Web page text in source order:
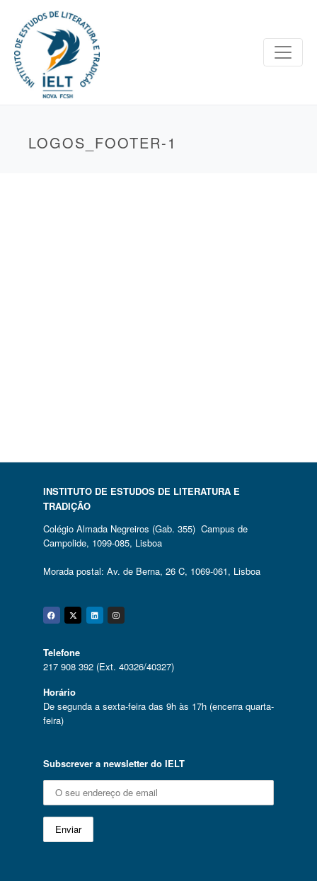
LOGOS_FOOTER-1
INSTITUTO DE ESTUDOS DE LITERATURA E
TRADIÇÃO
Colégio Almada Negreiros (Gab. 355) Campus de
Campolide, 1099-085, Lisboa
Morada postal: Av. de Berna, 26 C, 1069-061, Lisboa
Facebook
Twitter
Linkedin
Instagram
Telefone
217 908 392 (Ext. 40326/40327)
Horário
De segunda a sexta-feira das 9h às 17h (encerra quarta-
feira)
Subscrever a newsletter do IELT